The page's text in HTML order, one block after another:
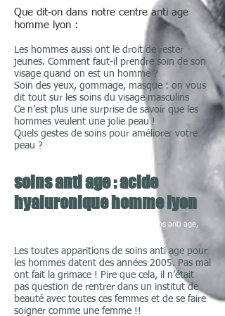
Que dit-on dans notre centre anti age
homme lyon :
Les hommes aussi ont le droit de rester
jeunes. Comment faut-il prendre soin de son
visage quand on est un homme ?
Soin des yeux, gommage, masque : on vous
dit tout sur les soins du visage masculins
Ce n’est plus une surprise de savoir que les
hommes veulent une jolie peau !
Quels gestes de soins pour améliorer votre
peau ?
soins anti age : acide
hyaluronique homme lyon
centre anti age lyon, soins anti age,
Les toutes apparitions de soins anti age pour
les hommes datent des années 2005. Pas mal
ont fait la grimace ! Pire que cela, il n’était
pas question de rentrer dans un institut de
beauté avec toutes ces femmes et de se faire
soigner comme une femme !!